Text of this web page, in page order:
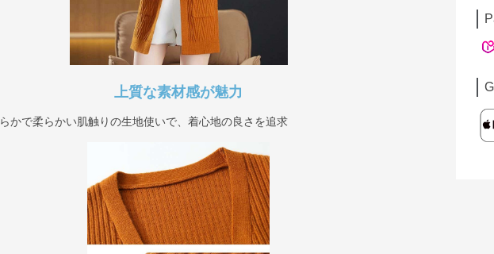
上質な素材感が魅力
かで柔らかい肌触りの生地使いで、着心地の良さを追求